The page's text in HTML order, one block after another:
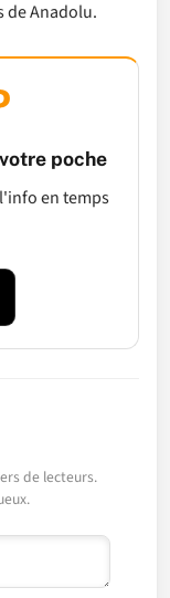
de Anadolu.
poche
en temps
de lecteurs.